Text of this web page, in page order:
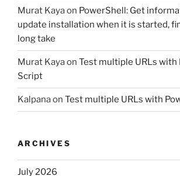
Murat Kayaon PowerShell: Get
update installation when it is started,
long take
Murat Kayaon Test multiple URLs with
Script
Kalpanaon Test multiple URLs with
ARCHIVES
July 2026